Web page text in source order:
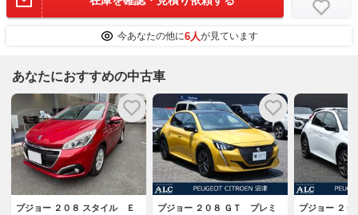
今あなたの他に6人が見ています
あなたにおすすめの中古車
プジョー ２０８ スタイル Ｅ
プジョー ２０８ ＧＴ プレミ
プジョー ２